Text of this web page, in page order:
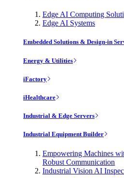
Edge AI Computing
Edge AI Systems
Embedded Solutions & Design-in
Energy & Utilities
iFactory
iHealthcare
Industrial & Edge Servers
Industrial Equipment Builder
Empowering Machines
Robust Communication
Industrial Vision AI